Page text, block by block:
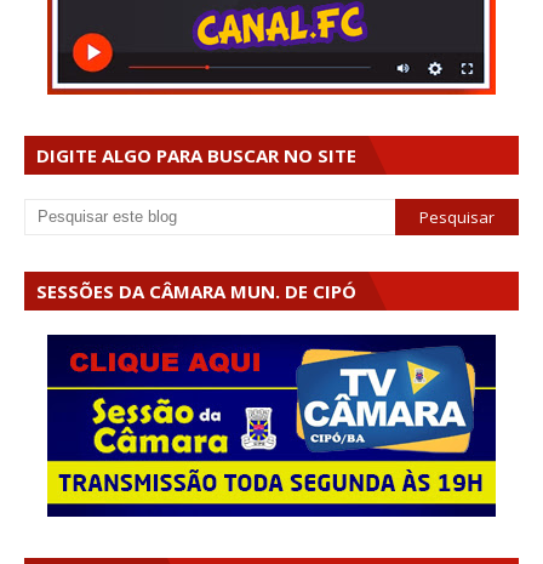
DIGITE ALGO PARA BUSCAR NO SITE
SESSÕES DA CÂMARA MUN. DE CIPÓ